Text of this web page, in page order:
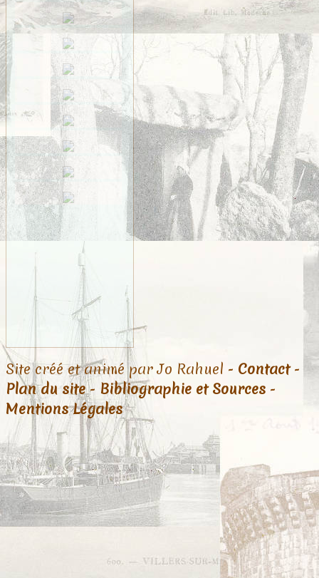
Site créé et animé par Jo Rahuel - Contact-
Plan du site- Bibliographie et Sources -
Mentions Légales